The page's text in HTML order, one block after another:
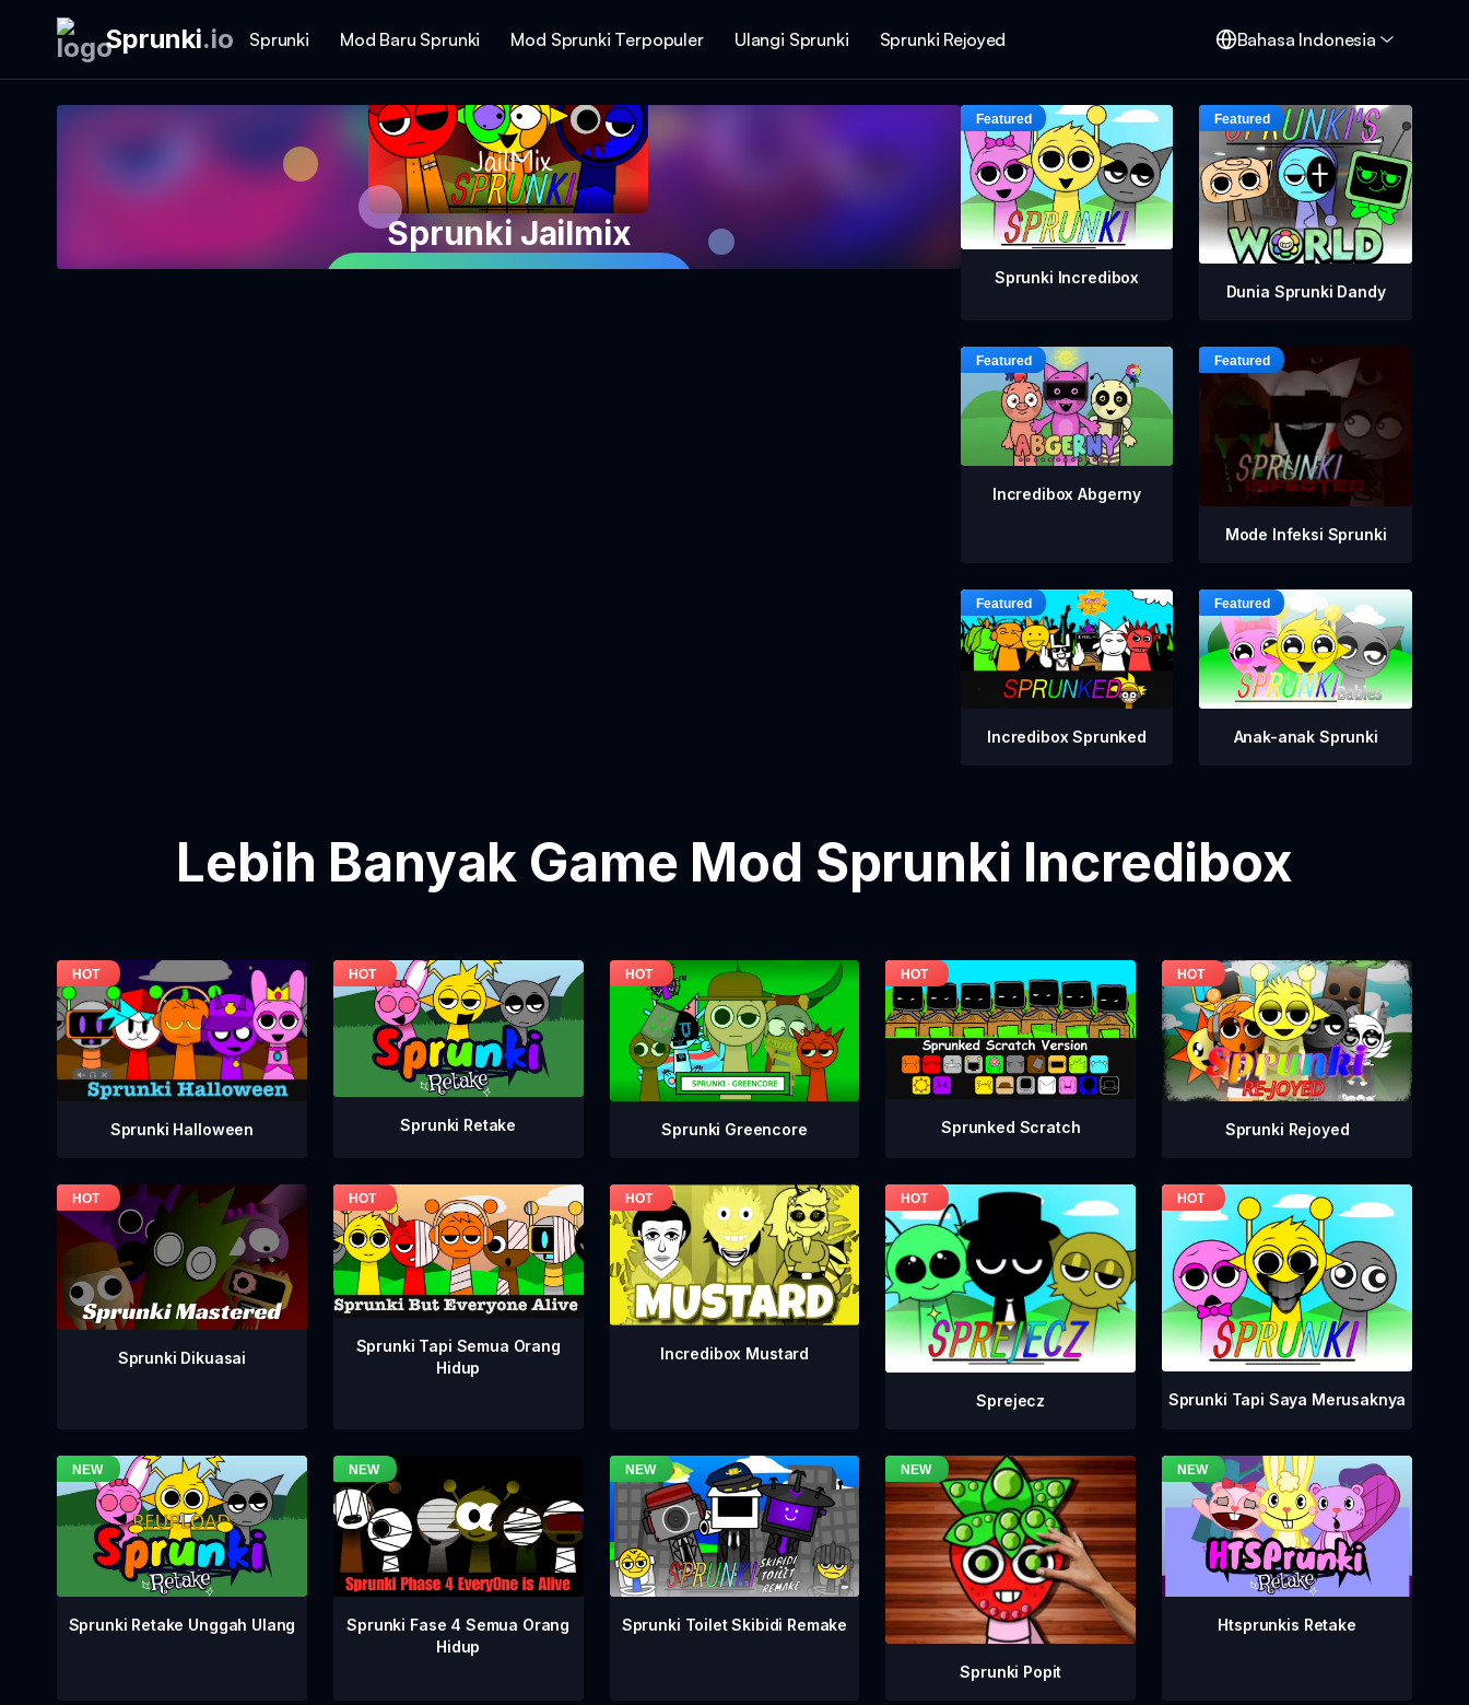
Sprunki.io Sprunki Mod Baru Sprunki Mod Sprunki Terpopuler Ulangi Sprunki Sprunki Rejoyed Bahasa Indonesia
Sprunki Jailmix
Sprunki Incredibox
Dunia Sprunki Dandy
Incredibox Abgerny
Mode Infeksi Sprunki
Incredibox Sprunked Anak-anak Sprunki
Lebih Banyak Game Mod Sprunki Incredibox
Sprunki Halloween Sprunki Retake Sprunki Greencore Sprunked Scratch Sprunki Rejoyed
Sprunki Dikuasai
Sprunki Tapi Semua Orang
Hidup
Incredibox Mustard
Sprejecz Sprunki Tapi Saya Merusaknya
Sprunki Retake Unggah Ulang
Sprunki Fase 4 Semua Orang
Hidup
Sprunki Toilet Skibidi Remake
Sprunki Popit
Htsprunkis Retake